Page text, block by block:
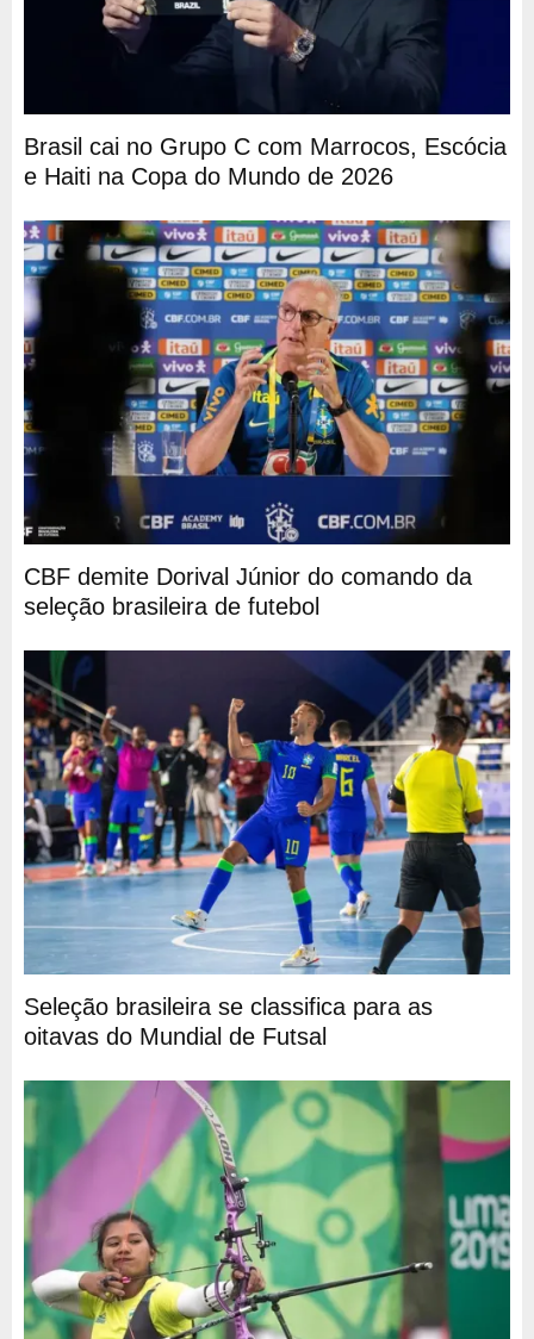
Brasil cai no Grupo C com Marrocos, Escócia
e Haiti na Copa do Mundo de 2026
CBF demite Dorival Júnior do comando da
seleção brasileira de futebol
Seleção brasileira se classifica para as
oitavas do Mundial de Futsal